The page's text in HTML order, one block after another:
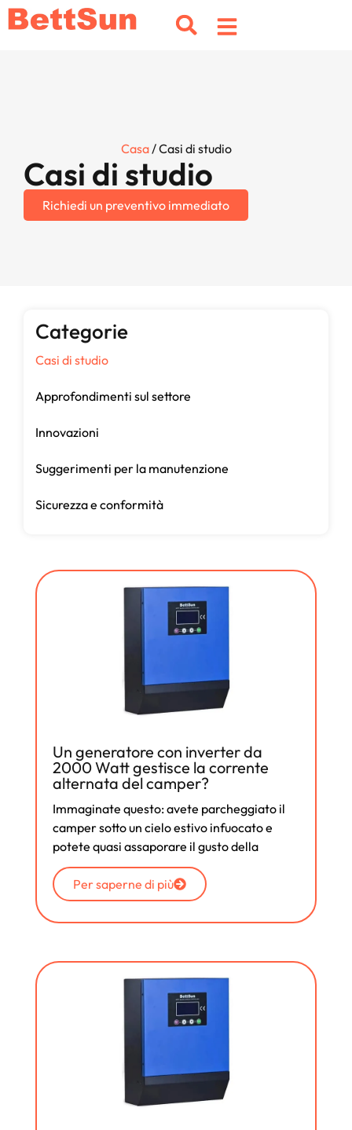
Casa/ Casi di studio
Casi di studio
Richiedi un preventivo immediato
Categorie
Casi di studio
Approfondimenti sul settore
Innovazioni
Suggerimenti per la manutenzione
Sicurezza e conformità
Un generatore con inverter da
2000 Watt gestisce la corrente
alternata del camper?
Immaginate questo: avete parcheggiato il
camper sotto un cielo estivo infuocato e
potete quasi assaporare il gusto della
Per saperne di più